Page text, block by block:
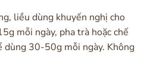
liều dùng khuyến nghị cho
mỗi ngày, pha trà hoặc chế
dùng 30-50g mỗi ngày. Không